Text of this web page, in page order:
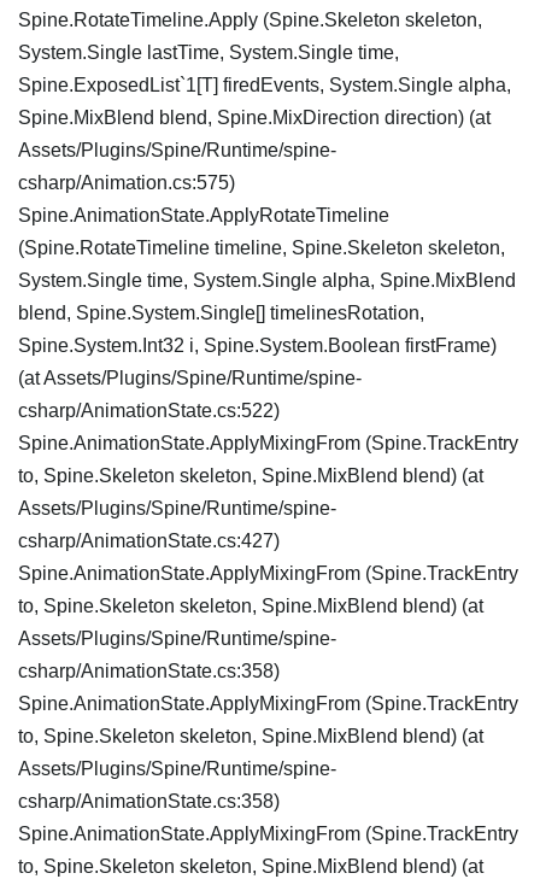
Spine.RotateTimeline.Apply (Spine.Skeleton skeleton,
System.Single lastTime, System.Single time,
Spine.ExposedList`1[T] firedEvents, System.Single alpha,
Spine.MixBlend blend, Spine.MixDirection direction) (at
Assets/Plugins/Spine/Runtime/spine-
csharp/Animation.cs:575)
Spine.AnimationState.ApplyRotateTimeline
(Spine.RotateTimeline timeline, Spine.Skeleton skeleton,
System.Single time, System.Single alpha, Spine.MixBlend
blend, Spine.System.Single[] timelinesRotation,
Spine.System.Int32 i, Spine.System.Boolean firstFrame)
(at Assets/Plugins/Spine/Runtime/spine-
csharp/AnimationState.cs:522)
Spine.AnimationState.ApplyMixingFrom (Spine.TrackEntry
to, Spine.Skeleton skeleton, Spine.MixBlend blend) (at
Assets/Plugins/Spine/Runtime/spine-
csharp/AnimationState.cs:427)
Spine.AnimationState.ApplyMixingFrom (Spine.TrackEntry
to, Spine.Skeleton skeleton, Spine.MixBlend blend) (at
Assets/Plugins/Spine/Runtime/spine-
csharp/AnimationState.cs:358)
Spine.AnimationState.ApplyMixingFrom (Spine.TrackEntry
to, Spine.Skeleton skeleton, Spine.MixBlend blend) (at
Assets/Plugins/Spine/Runtime/spine-
csharp/AnimationState.cs:358)
Spine.AnimationState.ApplyMixingFrom (Spine.TrackEntry
to, Spine.Skeleton skeleton, Spine.MixBlend blend) (at